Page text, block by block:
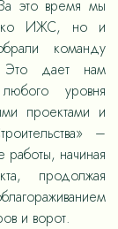
это время мы
ИЖС, но и
команду
Это дает нам
любого уровня
проектами и
–
начиная
продолжая
и ворот.